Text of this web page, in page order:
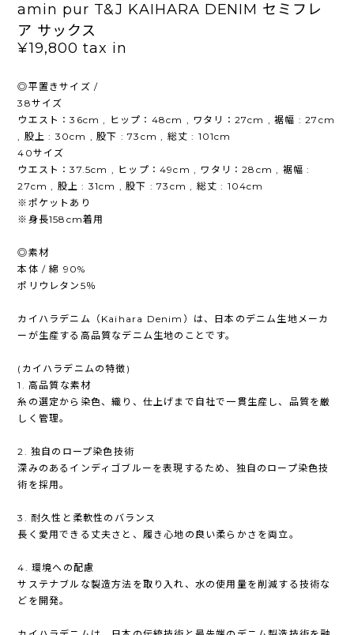
amin pur T&J KAIHARA DENIM セミフレ
ア サックス
¥19,800 tax in
◎平置きサイズ /
38サイズ
ウエスト：36cm , ヒップ：48cm , ワタリ：27cm , 裾幅 : 27cm
, 股上 : 30cm , 股下 : 73cm , 総丈 : 101cm
40サイズ
ウエスト：37.5cm , ヒップ：49cm , ワタリ：28cm , 裾幅 :
27cm , 股上 : 31cm , 股下 : 73cm , 総丈 : 104cm
※ポケットあり
※身長158cm着用
◎素材
本体 / 綿 90%
ポリウレタン5％
カイハラデニム（Kaihara Denim）は、日本のデニム生地メーカ
ーが生産する高品質なデニム生地のことです。
(カイハラデニムの特徴)
1. 高品質な素材
糸の選定から染色、織り、仕上げまで自社で一貫生産し、品質を厳
しく管理。
2. 独自のロープ染色技術
深みのあるインディゴブルーを表現するため、独自のロープ染色技
術を採用。
3. 耐久性と柔軟性のバランス
長く愛用できる丈夫さと、履き心地の良い柔らかさを両立。
4. 環境への配慮
サステナブルな製造方法を取り入れ、水の使用量を削減する技術な
どを開発。